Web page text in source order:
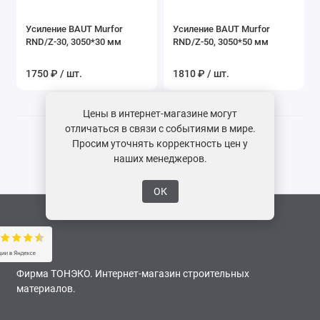
Усиление BAUT Murfor
RND/Z-30, 3050*30 мм
1750 ₽ / шт.
Усиление BAUT Murfor
RND/Z-50, 3050*50 мм
1810 ₽ / шт.
Фирма ТОНЭКО. Интернет-магазин строительных
материалов.
Цены в интернет-магазине могут
отличаться в связи с событиями в мире.
Просим уточнять корректность цен у
наших менеджеров.
ОК